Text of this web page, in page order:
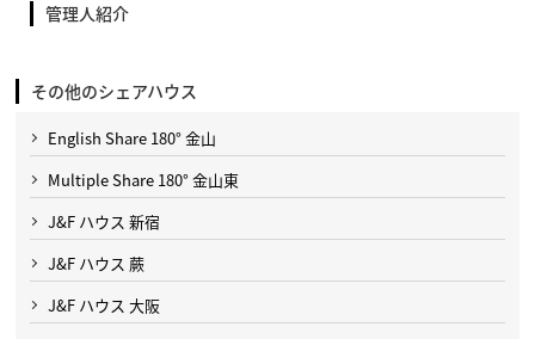
管理人紹介
その他のシェアハウス
English Share 180° 金山
Multiple Share 180° 金山東
J&F ハウス 新宿
J&F ハウス 蕨
J&F ハウス 大阪